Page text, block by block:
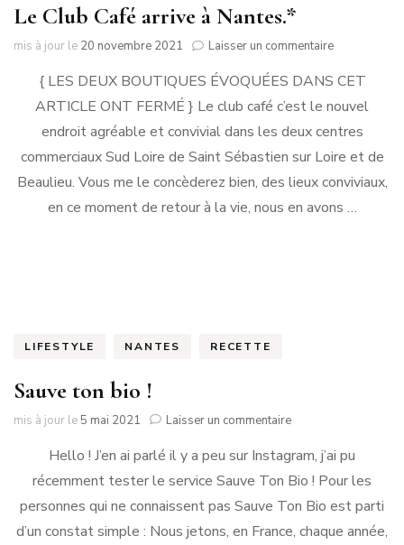
Le Club Café arrive à Nantes.*
mis à jour le 20 novembre 2021 Laisser un commentairesur
Club
à
Nantes.*
{ LES DEUX BOUTIQUES ÉVOQUÉES DANS CET
ARTICLE ONT FERMÉ } Le club café c’est le nouvel
endroit agréable et convivial dans les deux centres
commerciaux Sud Loire de Saint Sébastien sur Loire et de
Beaulieu. Vous me le concèderez bien, des lieux conviviaux,
en ce moment de retour à la vie, nous en avons …
LIFESTYLE NANTES RECETTE
Sauve ton bio !
mis à jour le5 mai 2021 Laisser un commentairesur
ton
bio
Hello ! J’en ai parlé il y a peu sur Instagram, j’ai pu
récemment tester le service Sauve Ton Bio ! Pour les
personnes qui ne connaissent pas Sauve Ton Bio est parti
d’un constat simple : Nous jetons, en France, chaque année,